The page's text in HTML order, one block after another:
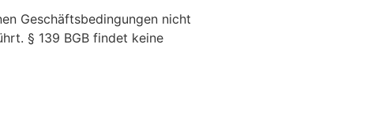
Geschäftsbedingungen nicht
§ 139 BGB findet keine